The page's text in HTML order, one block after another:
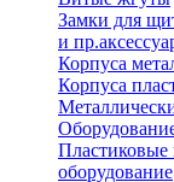
Замки для
и
Корпуса
Корпуса
Пластиковые
оборудование